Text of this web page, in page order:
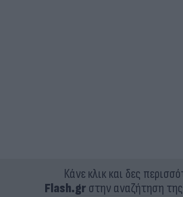
Κάνε κλικ και δες
Flash.grστην αναζήτηση της